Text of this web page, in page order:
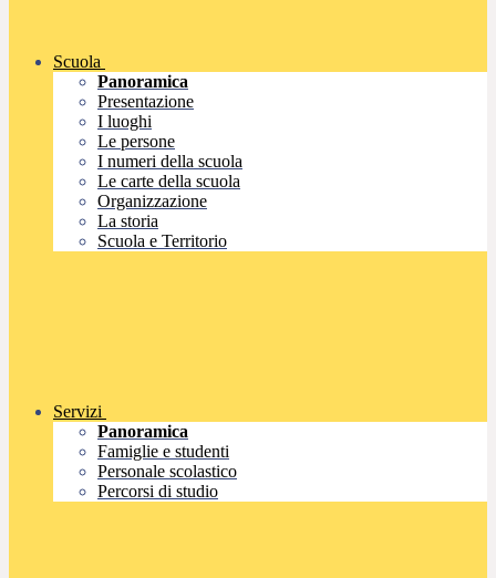
Scuola
Panoramica
Presentazione
I luoghi
Le persone
I numeri della scuola
Le carte della scuola
Organizzazione
La storia
Scuola e Territorio
Servizi
Panoramica
Famiglie e studenti
Personale scolastico
Percorsi di studio